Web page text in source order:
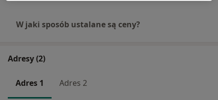
W jaki sposób ustalane są ceny?
Adresy (2)
Adres 1 Adres 2